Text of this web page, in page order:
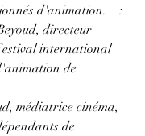
d'animation.    :
international
de
médiatrice cinéma,
de